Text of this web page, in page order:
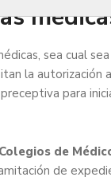
sea cual
la autorización
para
de
de